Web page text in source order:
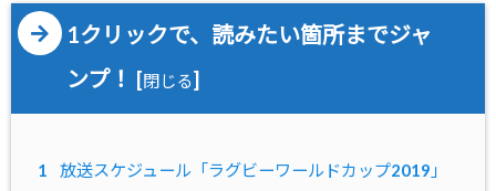
1クリックで、読みたい箇所までジャ
ンプ！ [閉じる]
1 放送スケジュール「ラグビーワールドカップ2019」